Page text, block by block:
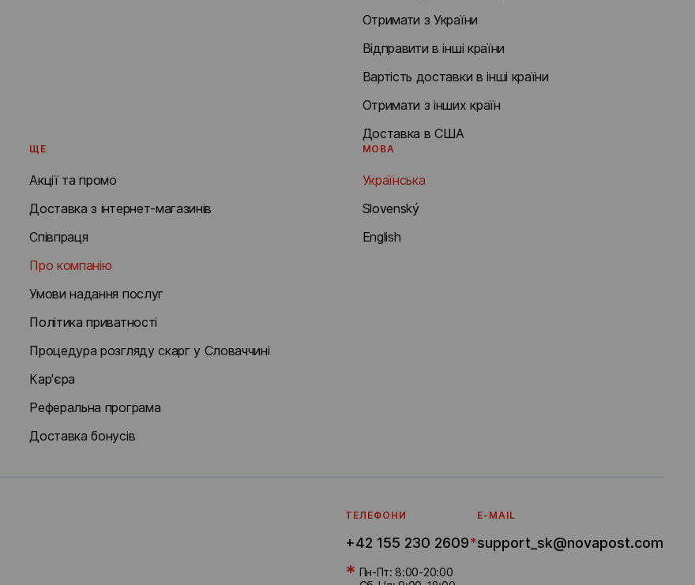
Отримати з України
Відправити в інші країни
Вартість доставки в інші країни
Отримати з інших країн
Доставка в США
ЩЕ
Акції та промо
Доставка з інтернет-магазинів
Співпраця
Про компанію
Умови надання послуг
Політика приватності
Процедура розгляду скарг у Словаччині
Кар'єра
Реферальна програма
Доставка бонусів
МОВА
Українська
Slovenský
English
ТЕЛЕФОНИ
+42 155 230 2609*
* Пн-Пт: 8:00-20:00
E-MAIL
support_sk@novapost.com